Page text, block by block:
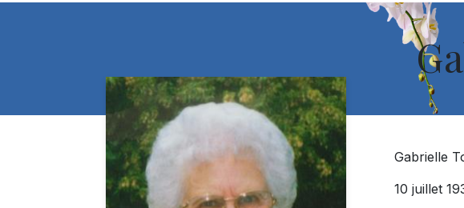
Gabrielle
10 juillet